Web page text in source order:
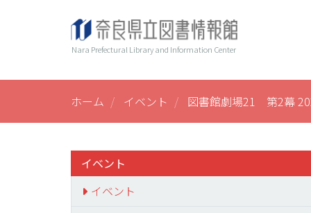
テ
Nara Prefectural Library and Information Center
ー
ホーム イベント 図書館劇場21 第2幕
イベント
イベント